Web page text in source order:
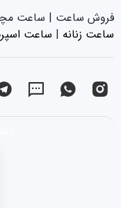
فروش ساعت | ساعت
ساعت زنانه |‌ ساعت